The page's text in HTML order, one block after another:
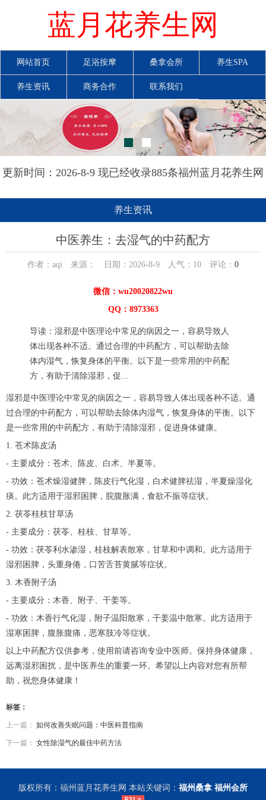
蓝月花养生网
网站首页 足浴按摩 桑拿会所 养生SPA
养生资讯 商务合作 联系我们
更新时间：2026-8-9 现已经收录885条福州蓝月花养生网
养生资讯
中医养生：去湿气的中药配方
作者：aqi 来源： 日期：2026-8-9 人气： 10 评论： 0
微信：wu20020822wu
QQ：8973363
导读：湿邪是中医理论中常见的病因之一，容易导致人
体出现各种不适。通过合理的中药配方，可以帮助去除
体内湿气，恢复身体的平衡。以下是一些常用的中药配
方，有助于清除湿邪，促...
湿邪是中医理论中常见的病因之一，容易导致人体出现各种不适。通
过合理的中药配方，可以帮助去除体内湿气，恢复身体的平衡。以下
是一些常用的中药配方，有助于清除湿邪，促进身体健康。
1. 苍术陈皮汤
- 主要成分：苍术、陈皮、白术、半夏等。
- 功效：苍术燥湿健脾，陈皮行气化湿，白术健脾祛湿，半夏燥湿化
痰。此方适用于湿邪困脾，脘腹胀满，食欲不振等症状。
2. 茯苓桂枝甘草汤
- 主要成分：茯苓、桂枝、甘草等。
- 功效：茯苓利水渗湿，桂枝解表散寒，甘草和中调和。此方适用于
湿邪困脾，头重身倦，口苦舌苔黄腻等症状。
3. 木香附子汤
- 主要成分：木香、附子、干姜等。
- 功效：木香行气化湿，附子温阳散寒，干姜温中散寒。此方适用于
湿寒困脾，腹胀腹痛，恶寒肢冷等症状。
以上中药配方仅供参考，使用前请咨询专业中医师。保持身体健康，
远离湿邪困扰，是中医养生的重要一环。希望以上内容对您有所帮
助，祝您身体健康！
标签：
上一篇： 如何改善失眠问题：中医科普指南
下一篇： 女性除湿气的最佳中药方法
版权所有：福州蓝月花养生网 本站关键词： 福州桑拿 福州会所